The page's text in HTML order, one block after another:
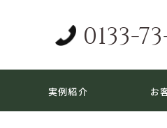
0133-
実例紹介 お